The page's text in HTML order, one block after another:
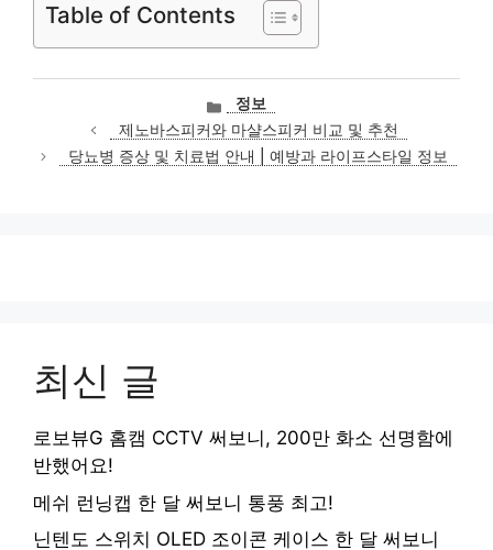
Table of Contents
카
테
고
리
정보
제노바스피커와 마샬스피커 비교 및 추천
당뇨병 증상 및 치료법 안내 | 예방과 라이프스타일 정보
최신 글
로보뷰G 홈캠 CCTV 써보니, 200만 화소 선명함에
반했어요!
메쉬 런닝캡 한 달 써보니 통풍 최고!
닌텐도 스위치 OLED 조이콘 케이스 한 달 써보니